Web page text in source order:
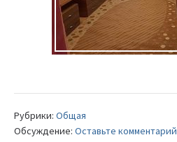
Рубрики: Общая
Обсуждение: Оставьте комментарий